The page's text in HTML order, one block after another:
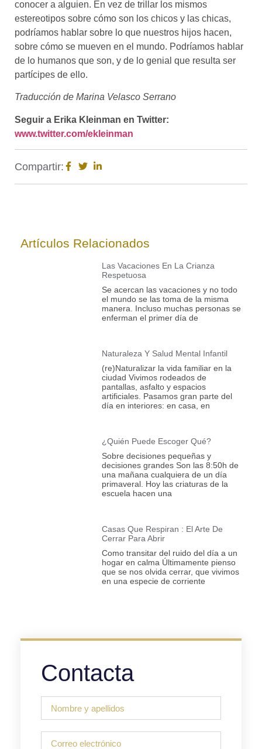
conocer a alguien. En vez de trillar los mismos
estereotipos sobre cómo son los chicos y las chicas,
podríamos hablar sobre lo que nuestros hijos hacen,
sobre cómo se mueven en el mundo. Podríamos hablar
de lo humanos que son, y de lo genial que resulta ser
partícipes de ello.
Traducción de Marina Velasco Serrano
Seguir a Erika Kleinman en Twitter:
www.twitter.com/ekleinman
Compartir:
Artículos Relacionados
Las Vacaciones En La Crianza
Respetuosa
Se acercan las vacaciones y no todo
el mundo se las toma de la misma
manera. Incluso muchas personas se
enferman el primer día de
Naturaleza Y Salud Mental Infantil
(re)Naturalizar la vida familiar en la
ciudad Vivimos rodeados de
pantallas, asfalto y espacios
artificiales. Pasamos gran parte del
día en interiores: en casa, en
¿Quién Puede Escoger Qué?
Sobre decisiones pequeñas y
decisiones grandes Son las 8:50h de
una mañana cualquiera de un día
primaveral. Hoy las criaturas de la
escuela hacen una
Casas Que Respiran : El Arte De
Cerrar Para Abrir
Como transitar del ruido del día a un
hogar en calma Últimamente pienso
que se nos olvida cerrar, que vivimos
en una especie de corriente
Contacta